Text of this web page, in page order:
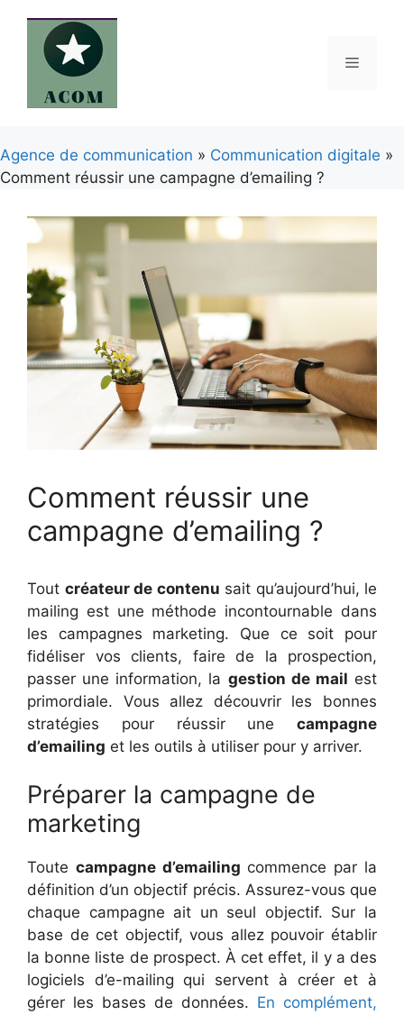
contenu
Menu
Agence de communication » Communication digitale »
Comment réussir une campagne d’emailing ?
Comment réussir une
campagne d’emailing ?
Tout créateur de contenu sait qu’aujourd’hui, le
mailing est une méthode incontournable dans
les campagnes marketing. Que ce soit pour
fidéliser vos clients, faire de la prospection,
passer une information, la gestion de mail est
primordiale. Vous allez découvrir les bonnes
stratégies pour réussir une campagne
d’emailing et les outils à utiliser pour y arriver.
Préparer la campagne de
marketing
Toute campagne d’emailing commence par la
définition d’un objectif précis. Assurez-vous que
chaque campagne ait un seul objectif. Sur la
base de cet objectif, vous allez pouvoir établir
la bonne liste de prospect. À cet effet, il y a des
logiciels d’e-mailing qui servent à créer et à
gérer les bases de données. En complément,